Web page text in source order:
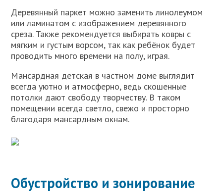
Деревянный паркет можно заменить линолеумом
или ламинатом с изображением деревянного
среза. Также рекомендуется выбирать ковры с
мягким и густым ворсом, так как ребёнок будет
проводить много времени на полу, играя.
Мансардная детская в частном доме выглядит
всегда уютно и атмосферно, ведь скошенные
потолки дают свободу творчеству. В таком
помещении всегда светло, свежо и просторно
благодаря мансардным окнам.
Обустройство и зонирование